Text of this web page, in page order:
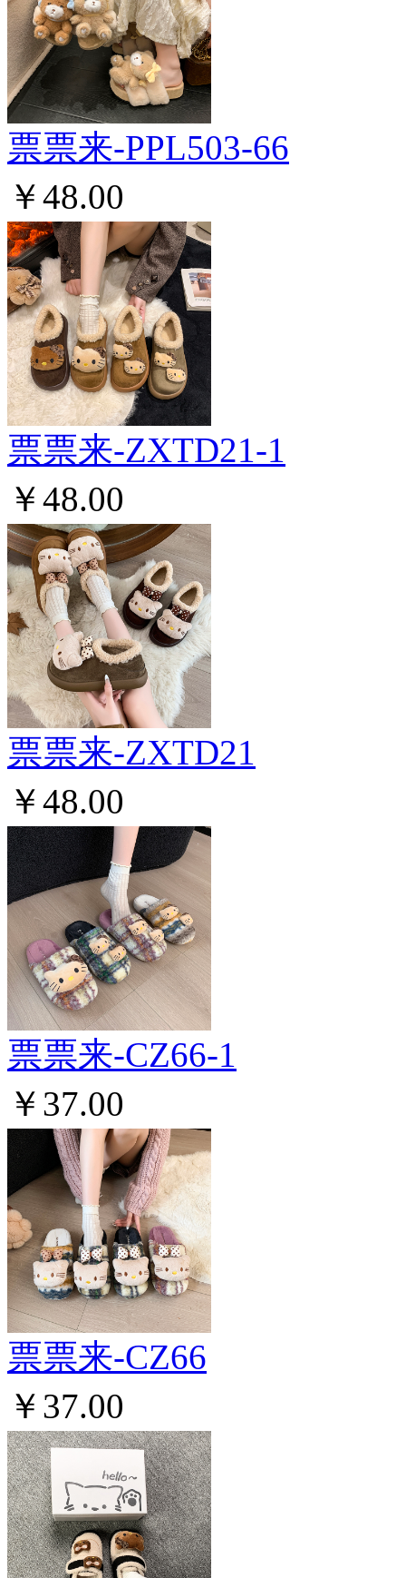
票票来-PPL503-66
￥48.00
票票来-ZXTD21-1
￥48.00
票票来-ZXTD21
￥48.00
票票来-CZ66-1
￥37.00
票票来-CZ66
￥37.00